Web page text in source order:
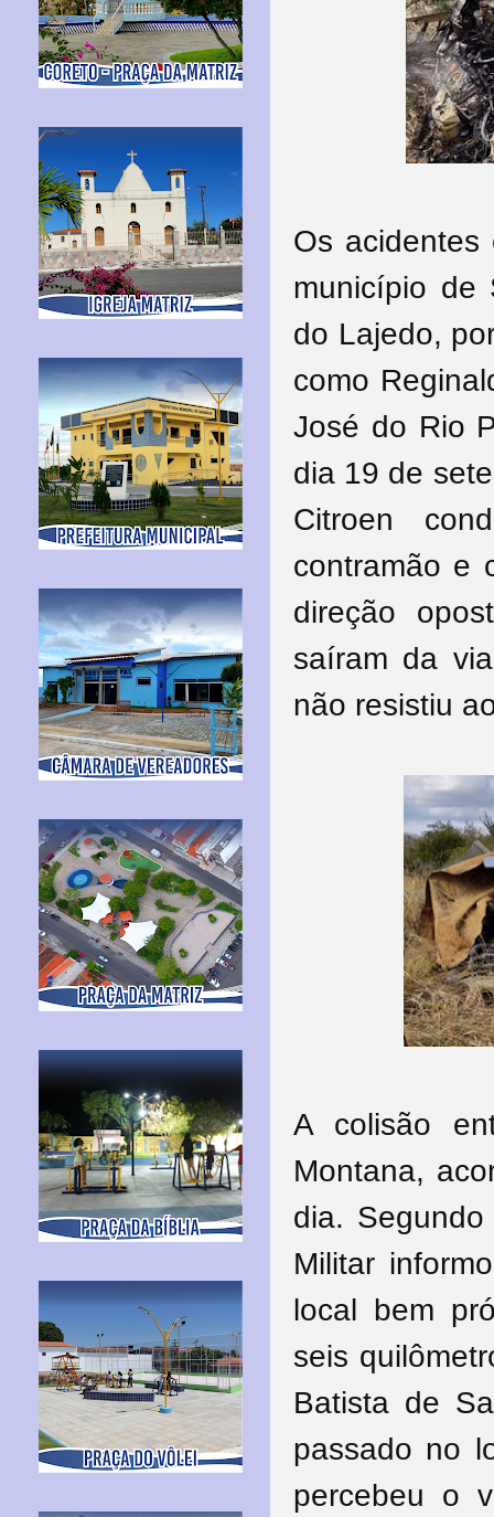
Os
município de
do Lajedo,
como
José do Rio
dia 19 de
Citroen
contramão e
direção
saíram da
não resistiu
A colisão
Montana,
dia.
Militar
local bem
seis
Batista de
passado no
percebeu o